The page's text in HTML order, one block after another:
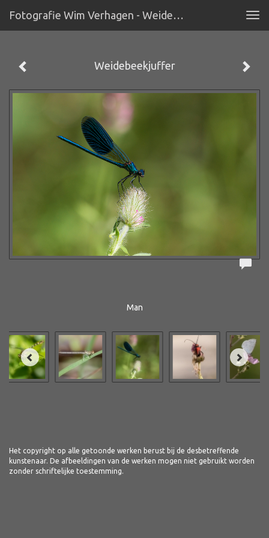
Fotografie Wim Verhagen - Weidebeekjuffer
Weidebeekjuffer
Man
Het copyright op alle getoonde werken berust bij de desbetreffende
kunstenaar. De afbeeldingen van de werken mogen niet gebruikt worden
zonder schriftelijke toestemming.